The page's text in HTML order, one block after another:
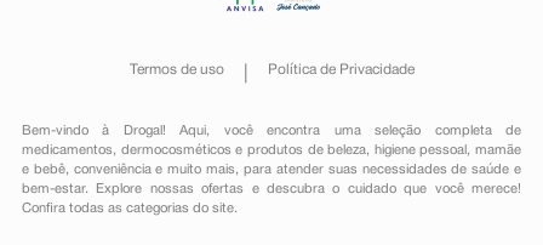
Termos de uso Política de Privacidade
Bem-vindo à Drogal! Aqui, você encontra uma seleção completa de
medicamentos , dermocosméticos e produtos de beleza, higiene pessoal ,mamãe
e bebê, conveniênciae muito mais, para atender suas necessidades de saúde e
bem-estar. Explore nossas ofertas e descubra o cuidado que você merece!
Confira todas as categorias do site.